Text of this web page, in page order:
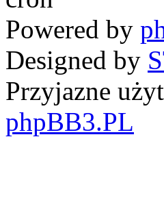
Powered by
Designed by
Przyjazne
phpBB3.PL